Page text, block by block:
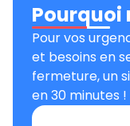
Pourquoi
Pour vos
et besoins en
fermeture, un
en 30 minutes !